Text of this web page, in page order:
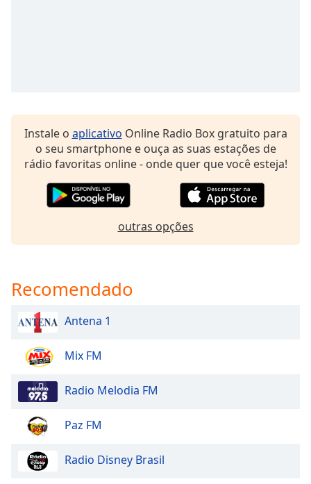
the
window.
Color
Opacity
Caption
Area
Background
Opacity
Instale o aplicativo Online Radio Box gratuito para
o seu smartphone e ouça as suas estações de
rádio favoritas online - onde quer que você esteja!
outras opções
Recomendado
Antena 1
Mix FM
Radio Melodia FM
Paz FM
Radio Disney Brasil